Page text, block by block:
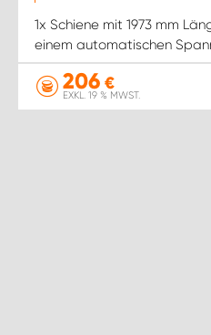
1x Schiene mit 1973 mm
einem automatischen
206 €
EXKL. 19 % MWST.